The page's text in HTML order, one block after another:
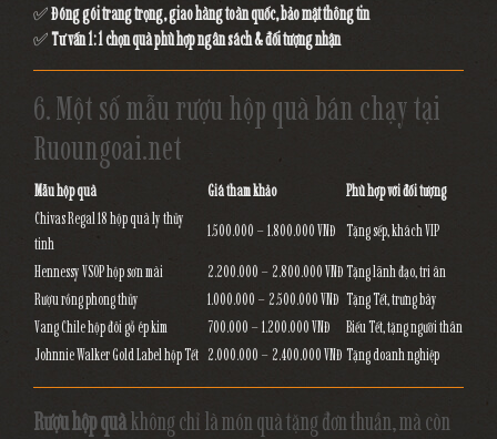
✅Đóng gói trang trọng, giao hàng toàn quốc, bảo mật thông tin
✅Tư vấn 1:1 chọn quà phù hợp ngân sách & đối tượng nhận
6. Một số mẫu rượu hộp quà bán chạy tại
Ruoungoai.net
Mẫu hộp quà Giá tham khảo
Phù hợp với đối tượng
Chivas Regal 18 hộp quà ly thủy
tinh
1.500.000 – 1.800.000 VNĐ Tặng sếp, khách VIP
Hennessy VSOP hộp sơn mài 2.200.000 – 2.800.000 VNĐTặng lãnh đạo, tri ân
Rượu rồng phong thủy
1.000.000 – 2.500.000 VNĐ Tặng Tết, trưng bày
Vang Chile hộp đôi gỗ ép kim
700.000 – 1.200.000 VNĐ
Biếu Tết, tặng người thân
Johnnie Walker Gold Label hộp Tết 2.000.000 – 2.400.000 VNĐ Tặng doanh nghiệp
Rượu hộp quàkhông chỉ là món quà tặng đơn thuần, mà còn